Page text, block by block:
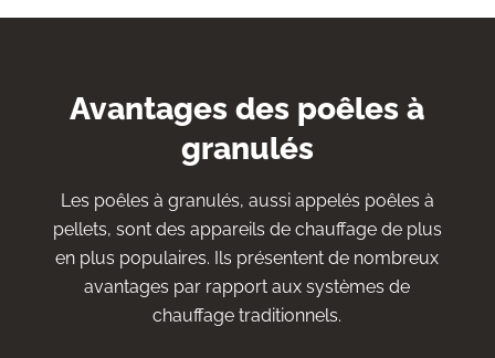
Avantages des poêles à
granulés
Les poêles à granulés, aussi appelés poêles à
pellets, sont des appareils de chauffage de plus
en plus populaires. Ils présentent de nombreux
avantages par rapport aux systèmes de
chauffage traditionnels.